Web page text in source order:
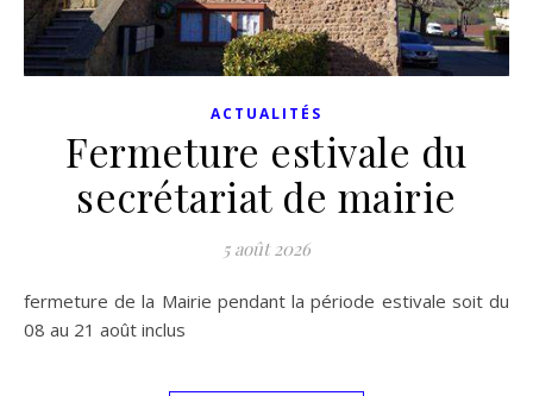
ACTUALITÉS
Fermeture estivale du
secrétariat de mairie
5 août 2026
fermeture de la Mairie pendant la période estivale soit du
08 au 21 août inclus